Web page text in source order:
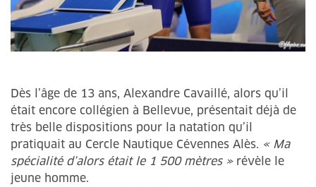
Dès l’âge de 13 ans, Alexandre Cavaillé, alors qu’il
était encore collégien à Bellevue, présentait déjà de
très belle dispositions pour la natation qu’il
pratiquait au Cercle Nautique Cévennes Alès. « Ma
spécialité d’alors était le 1 500 mètres »révèle le
jeune homme.